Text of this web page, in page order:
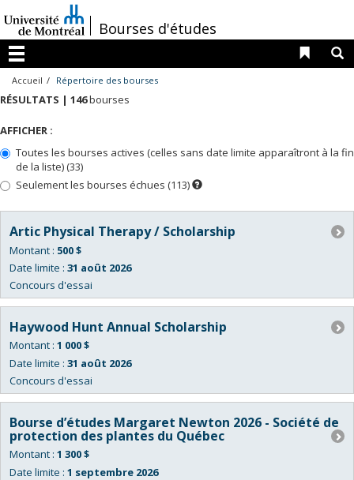
au
contenu
/Bourses d'études
Menu
Liens
Accueil Répertoire des bourses
RÉSULTATS | 146bourses
AFFICHER :
Toutes les bourses actives (celles sans date limite apparaîtront à la fin
de la liste) (33)
Seulement les bourses échues (113)
Dès
date
prochain
apparaîtront
dans
liste
Artic Physical Therapy / Scholarship
Montant : 500 $
Date limite : 31 août 2026
Concours d'essai
Haywood Hunt Annual Scholarship
Montant : 1 000 $
Date limite : 31 août 2026
Concours d'essai
Bourse d’études Margaret Newton 2026 - Société de
protection des plantes du Québec
Montant : 1 300 $
Date limite : 1 septembre 2026